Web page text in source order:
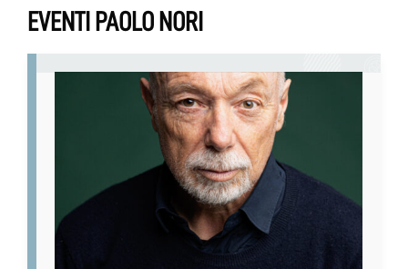
EVENTI PAOLO NORI